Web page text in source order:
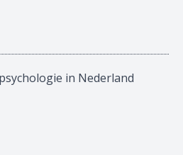
in Nederland